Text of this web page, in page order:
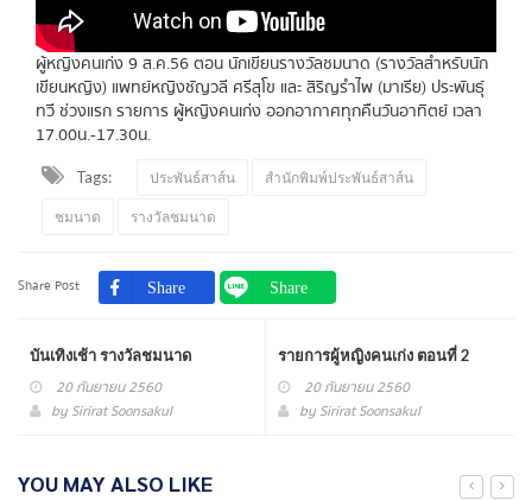
ผู้หญิงคนเก่ง 9 ส.ค.56 ตอน นักเขียนรางวัลชมนาด (รางวัลสำหรับนัก
เขียนหญิง) แพทย์หญิงชัญวลี ศรีสุโข และ สิริญรำไพ (มาเรีย) ประพันธุ์
ทวี ช่วงแรก รายการ ผู้หญิงคนเก่ง ออกอากาศทุกคืนวันอาทิตย์ เวลา
17.00น.-17.30น.
Tags: ประพันธ์สาส์น สำนักพิมพ์ประพันธ์สาส์น
ชมนาด รางวัลชมนาด
Share Post
บันเทิงเช้า รางวัลชมนาด
20 กันยายน 2560
by Sirirat Soonsakul
รายการผู้หญิงคนเก่ง ตอนที่ 2
20 กันยายน 2560
by Sirirat Soonsakul
YOU MAY ALSO LIKE